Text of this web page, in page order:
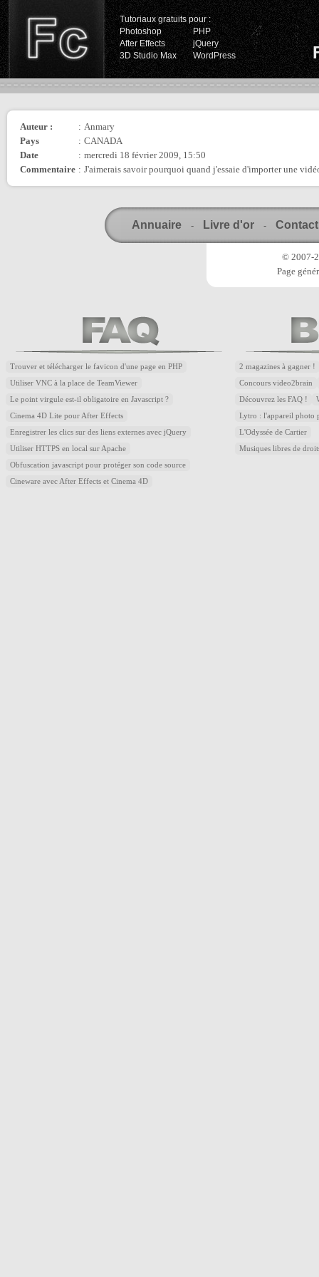
Tutoriaux gratuits pour :
Photoshop
PHP
After Effects
jQuery
3D Studio Max
WordPress
Auteur : : Anmary
Pays
: CANADA
Date
: mercredi 18 février 2009, 15:50
Commentaire : J'aimerais savoir pourquoi quand j'essaie d'importer une
Annuaire - Livre d'or - Contact
© 2007-
Page
Trouver et télécharger le favicon d'une page en PHP
Utiliser VNC à la place de TeamViewer
Le point virgule est-il obligatoire en Javascript ?
Cinema 4D Lite pour After Effects
Enregistrer les clics sur des liens externes avec jQuery
Utiliser HTTPS en local sur Apache
Obfuscation javascript pour protéger son code source
Cineware avec After Effects et Cinema 4D
2 magazines à gagner !
Concours video2brain
Découvrez les FAQ !
Lytro : l'appareil photo
L'Odyssée de Cartier
Musiques libres de